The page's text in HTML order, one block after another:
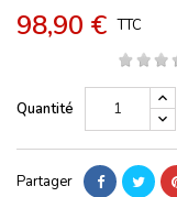
98,90 € TTC
Quantité
Partager